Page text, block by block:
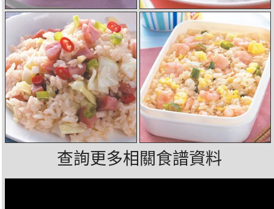
查詢更多相關食譜資料